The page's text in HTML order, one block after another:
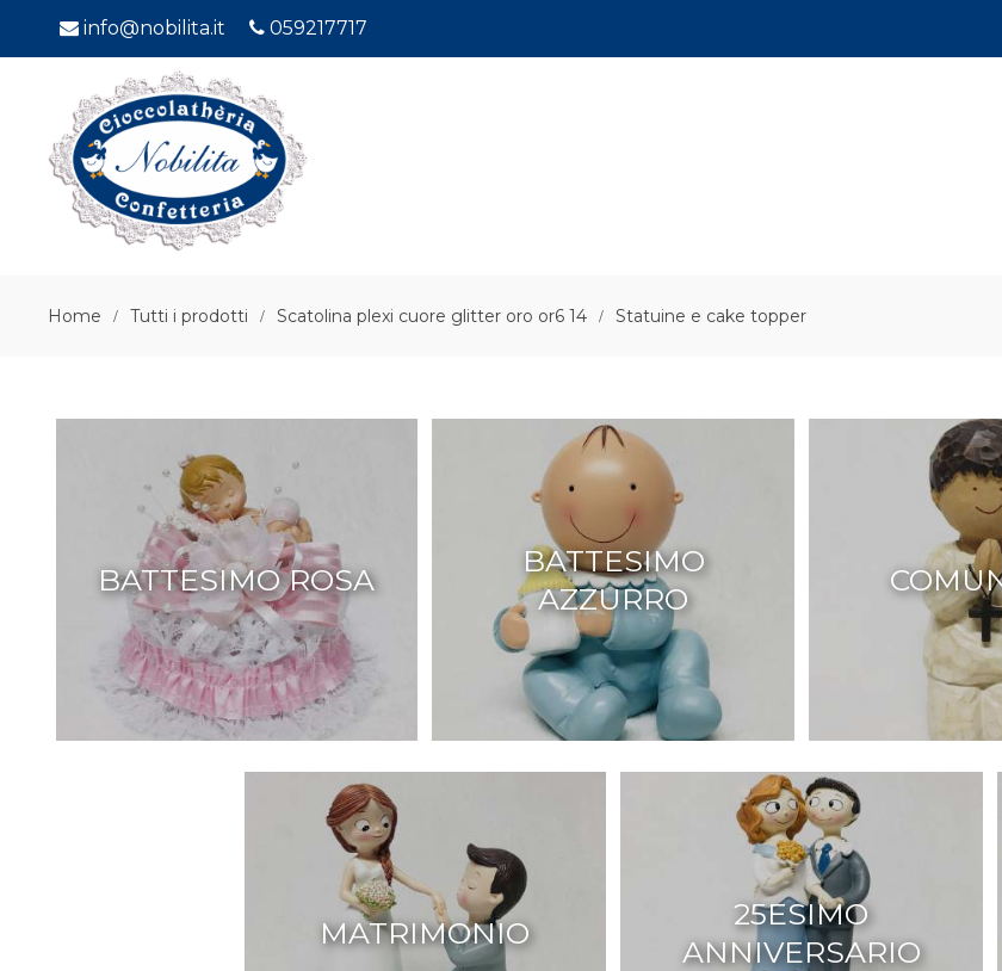
info@nobilita.it 059217717
Home Tutti i prodotti Scatolina plexi cuore glitter oro or6 14 Statuine e cake topper
BATTESIMO ROSA
BATTESIMO
AZZURRO
MATRIMONIO
25ESIMO
ANNIVERSARIO